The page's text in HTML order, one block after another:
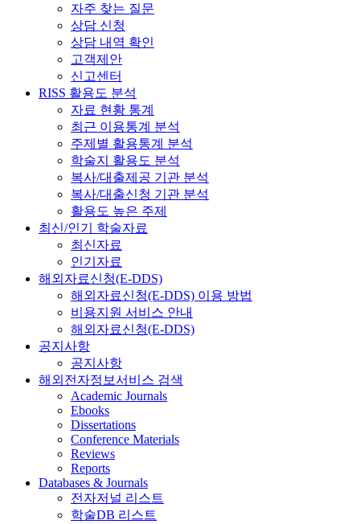
자주 찾는 질문
상담 신청
상담 내역 확인
고객제안
신고센터
RISS 활용도 분석
자료 현황 통계
최근 이용통계 분석
주제별 활용통계 분석
학술지 활용도 분석
복사/대출제공 기관 분석
복사/대출신청 기관 분석
활용도 높은 주제
최신/인기 학술자료
최신자료
인기자료
해외자료신청(E-DDS)
해외자료신청(E-DDS) 이용 방법
비용지원 서비스 안내
해외자료신청(E-DDS)
공지사항
공지사항
해외전자정보서비스 검색
Academic Journals
Ebooks
Dissertations
Conference Materials
Reviews
Reports
Databases & Journals
전자저널 리스트
학술DB 리스트